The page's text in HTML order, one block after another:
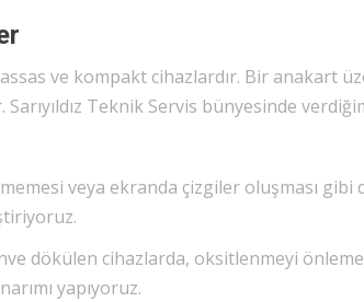
ve kompakt cihazlardır. Bir anakart
Teknik Servis bünyesinde
veya ekranda çizgiler oluşması gibi
dökülen cihazlarda, oksitlenmeyi
yapıyoruz.